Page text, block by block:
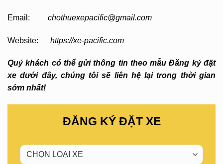
Email: chothuexepacific@gmail.com
Website: https://xe-pacific.com
Quý khách có thể gửi thông tin theo mẫu Đăng ký đặt
xe dưới đây, chúng tôi sẽ liên hệ lại trong thời gian
sớm nhất!
ĐĂNG KÝ ĐẶT XE